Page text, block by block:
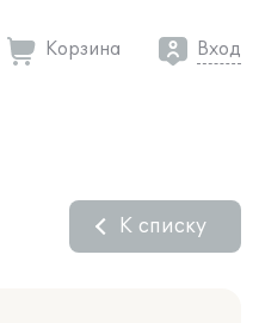
Корзина Вход
К списку